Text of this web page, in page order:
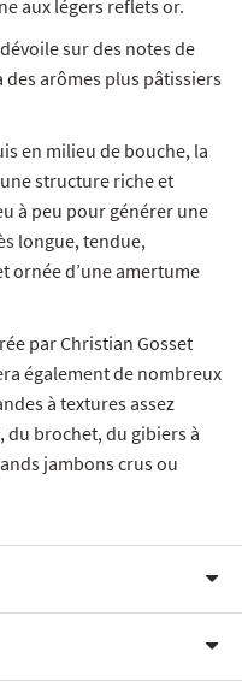
aux légers reflets or.
sur des notes de
arômes plus pâtissiers
en milieu de bouche, la
structure riche et
à peu pour générer une
longue, tendue,
ornée d’une amertume
par Christian Gosset
également de nombreux
à textures assez
brochet, du gibiers à
jambons crus ou